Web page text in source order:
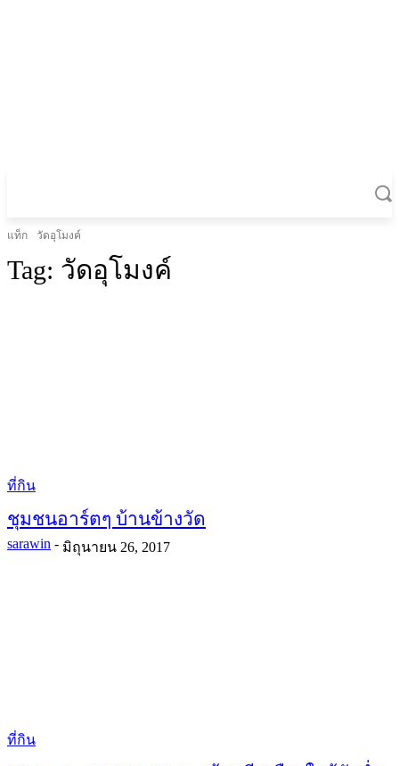
แท็ก วัดอุโมงค์
Tag: วัดอุโมงค์
ที่กิน
ชุมชนอาร์ตๆ บ้านข้างวัด
sarawin - มิถุนายน 26, 2017
ที่กิน